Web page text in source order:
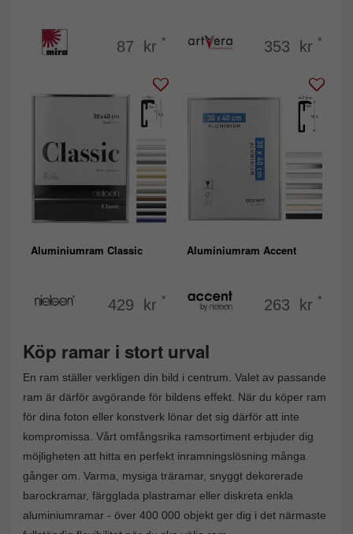
87 kr * 353 kr *
Aluminiumram Classic
429 kr *
Aluminiumram Accent
263 kr *
Köp ramar i stort urval
En ram ställer verkligen din bild i centrum. Valet av passande
ram är därför avgörande för bildens effekt. När du köper ram
för dina foton eller konstverk lönar det sig därför att inte
kompromissa. Vårt omfångsrika ramsortiment erbjuder dig
möjligheten att hitta en perfekt inramningslösning många
gånger om. Varma, mysiga träramar, snyggt dekorerade
barockramar, färgglada plastramar eller diskreta enkla
aluminiumramar - över 400 000 objekt ger dig i det närmaste